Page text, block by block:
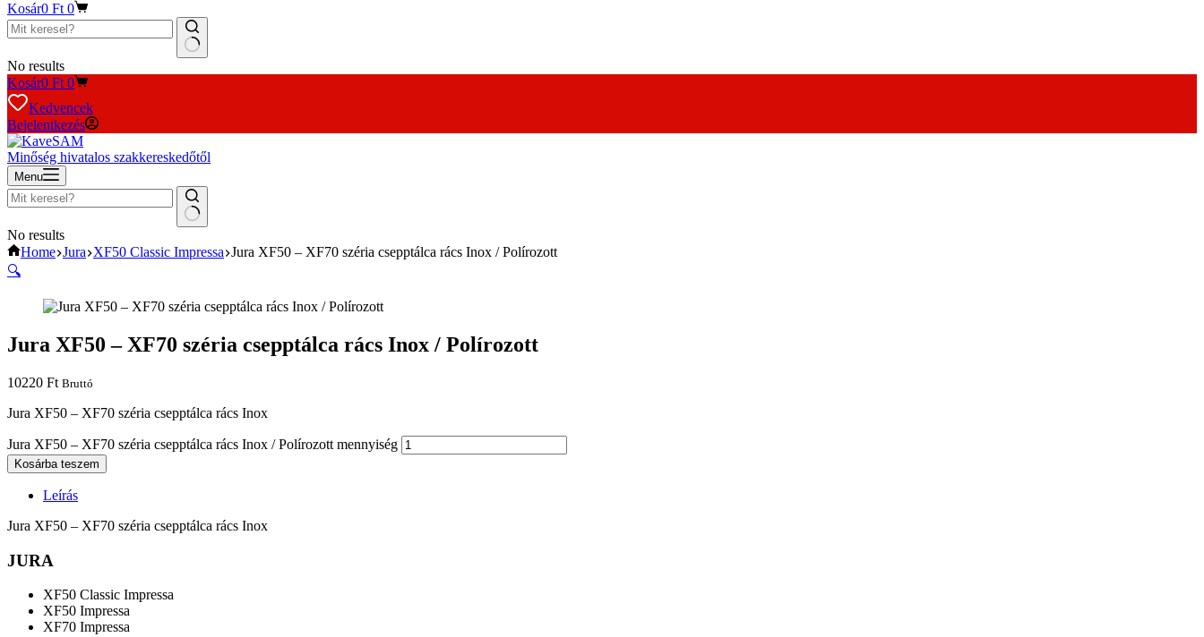
Kosár0 Ft 0
No results
Kosár0 Ft 0
Kedvencek
Bejelentkezés
Minőség hivatalos szakkereskedőtől
Menu
No results
Home Jura XF50 Classic Impressa Jura XF50 – XF70 széria csepptálca rács Inox / Polírozott
🔍
Jura XF50 – XF70 széria csepptálca rács Inox / Polírozott
10220 Ft Bruttó
Jura XF50 – XF70 széria csepptálca rács Inox
Jura XF50 – XF70 széria csepptálca rács Inox / Polírozott mennyiség
Kosárba teszem
Leírás
Jura XF50 – XF70 széria csepptálca rács Inox
JURA
XF50 Classic Impressa
XF50 Impressa
XF70 Impressa